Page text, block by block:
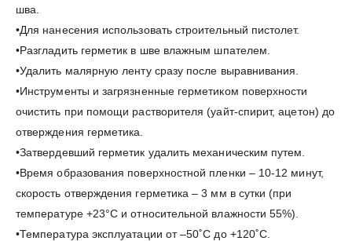
шва.
•Для нанесения использовать строительный пистолет.
•Разгладить герметик в шве влажным шпателем.
•Удалить малярную ленту сразу после выравнивания.
•Инструменты и загрязненные герметиком поверхности
очистить при помощи растворителя (уайт-спирит, ацетон) до
отверждения герметика.
•Затвердевший герметик удалить механическим путем.
•Время образования поверхностной пленки – 10-12 минут,
скорость отверждения герметика – 3 мм в сутки (при
температуре +23°С и относительной влажности 55%).
•Температура эксплуатации от –50˚С до +120˚С.